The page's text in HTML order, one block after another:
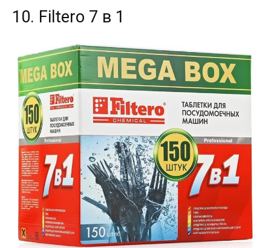
10. Filtero 7 в 1